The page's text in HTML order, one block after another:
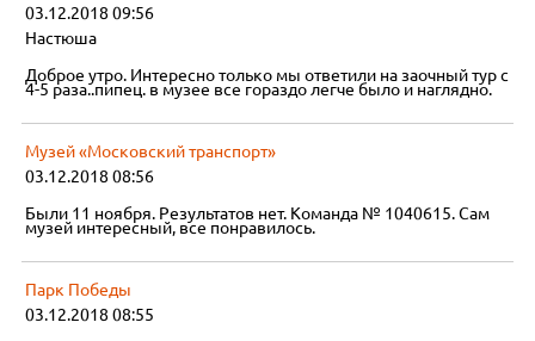
03.12.2018 09:56
Настюша
Доброе утро. Интересно только мы ответили на заочный тур с
4-5 раза..пипец. в музее все гораздо легче было и наглядно.
Музей «Московский транспорт»
03.12.2018 08:56
Были 11 ноября. Результатов нет. Команда № 1040615. Сам
музей интересный, все понравилось.
Парк Победы
03.12.2018 08:55